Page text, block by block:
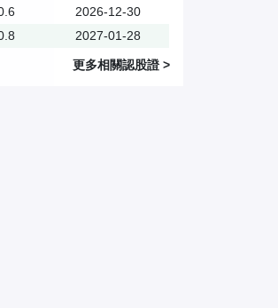
2026-12-30
2027-01-28
更多相關認股證>